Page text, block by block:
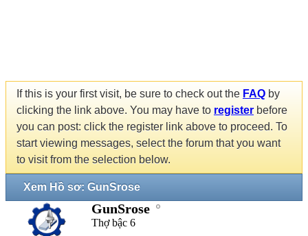
If this is your first visit, be sure to check out the FAQ by
clicking the link above. You may have to register before
you can post: click the register link above to proceed. To
start viewing messages, select the forum that you want
to visit from the selection below.
Xem Hồ sơ: GunSrose
GunSrose
Thợ bậc 6